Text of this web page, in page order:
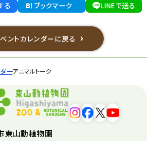
ーアニマルトーク
る ブックマーク LINEで送る
ントカレンダーに戻る
東山動植物園